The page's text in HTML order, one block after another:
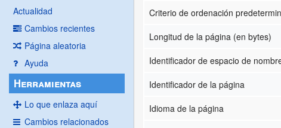
Actualidad
Cambios recientes
Página aleatoria
Ayuda
Herramientas
Lo que enlaza aquí
Cambios relacionados
Criterio de ordenación
Longitud de la página (en bytes)
Identificador de espacio de
Identificador de la página
Idioma de la página